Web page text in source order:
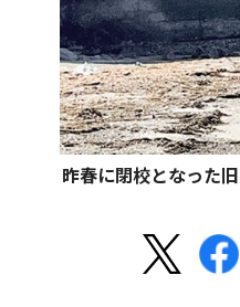
昨春に閉校となった